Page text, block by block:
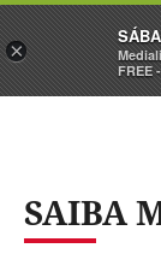
Sábado
SAIBA
×
FREE